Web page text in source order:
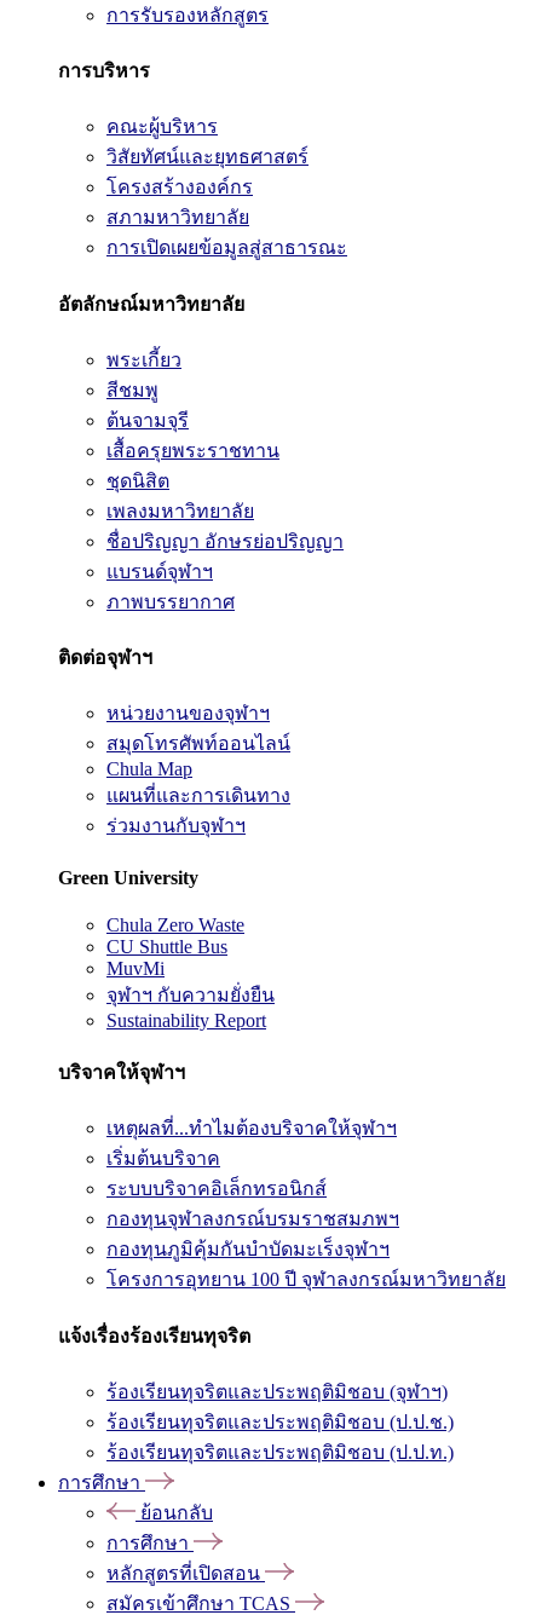
การรับรองหลักสูตร
การบริหาร
คณะผู้บริหาร
วิสัยทัศน์และยุทธศาสตร์
โครงสร้างองค์กร
สภามหาวิทยาลัย
การเปิดเผยข้อมูลสู่สาธารณะ
อัตลักษณ์มหาวิทยาลัย
พระเกี้ยว
สีชมพู
ต้นจามจุรี
เสื้อครุยพระราชทาน
ชุดนิสิต
เพลงมหาวิทยาลัย
ชื่อปริญญา อักษรย่อปริญญา
แบรนด์จุฬาฯ
ภาพบรรยากาศ
ติดต่อจุฬาฯ
หน่วยงานของจุฬาฯ
สมุดโทรศัพท์ออนไลน์
Chula Map
แผนที่และการเดินทาง
ร่วมงานกับจุฬาฯ
Green University
Chula Zero Waste
CU Shuttle Bus
MuvMi
จุฬาฯ กับความยั่งยืน
Sustainability Report
บริจาคให้จุฬาฯ
เหตุผลที่...ทำไมต้องบริจาคให้จุฬาฯ
เริ่มต้นบริจาค
ระบบบริจาคอิเล็กทรอนิกส์
กองทุนจุฬาลงกรณ์บรมราชสมภพฯ
กองทุนภูมิคุ้มกันบำบัดมะเร็งจุฬาฯ
โครงการอุทยาน 100 ปี จุฬาลงกรณ์มหาวิทยาลัย
แจ้งเรื่องร้องเรียนทุจริต
ร้องเรียนทุจริตและประพฤติมิชอบ (จุฬาฯ)
ร้องเรียนทุจริตและประพฤติมิชอบ (ป.ป.ช.)
ร้องเรียนทุจริตและประพฤติมิชอบ (ป.ป.ท.)
การศึกษา
ย้อนกลับ
การศึกษา
หลักสูตรที่เปิดสอน
สมัครเข้าศึกษา TCAS